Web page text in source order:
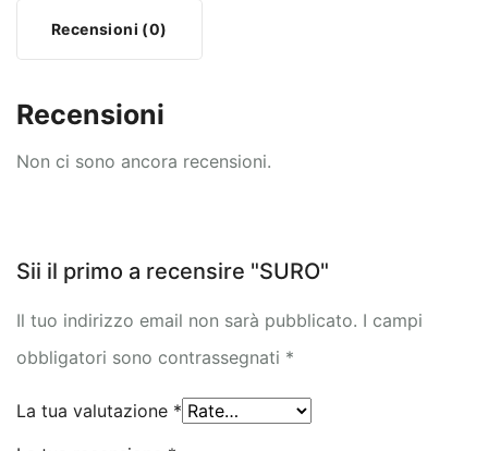
Recensioni (0)
Recensioni
Non ci sono ancora recensioni.
Sii il primo a recensire "SURO"
Il tuo indirizzo email non sarà pubblicato. I campi
obbligatori sono contrassegnati *
La tua valutazione *